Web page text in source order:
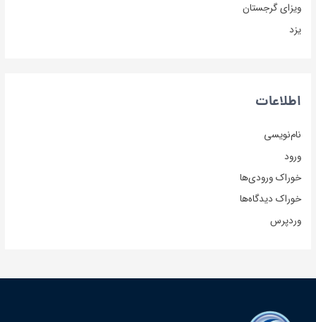
ویزای گرجستان
یزد
اطلاعات
نام‌نویسی
ورود
خوراک ورودی‌ها
خوراک دیدگاه‌ها
وردپرس